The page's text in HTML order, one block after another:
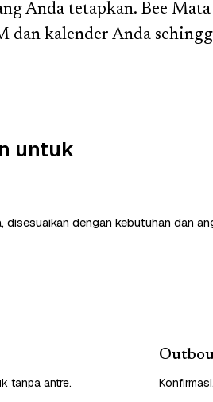
Anda tetapkan. Bee
dan kalender Anda
untuk
dengan kebutuhan dan
tanpa antre.